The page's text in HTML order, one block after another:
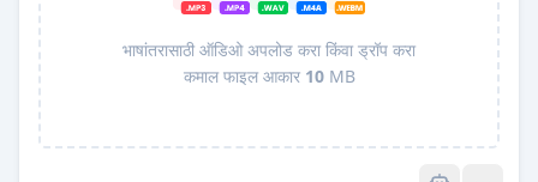
भाषांतरासाठी ऑडिओ अपलोड करा किंवा ड्रॉप करा
कमाल फाइल आकार 10MB